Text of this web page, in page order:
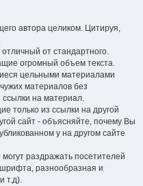
автора целиком. Цитируя,
от стандартного.
огромный объем текста.
цельными материалами
материалов без
на материал.
только из ссылки на другой
сайт - объясняйте, почему Вы
у на другом сайте
раздражать посетителей
разнообразная и
т.д).